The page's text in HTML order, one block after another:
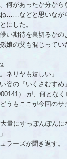
何があったか分から
……などと思いなが
にした。
い期待を裏切るかの
娘の父も混じってい
ネリヤも嬉しい」
姿の『いくさむすめ
） が、何とな
うもここが今回のサ
量にすっぽんぽん
ーズが聞き返す。